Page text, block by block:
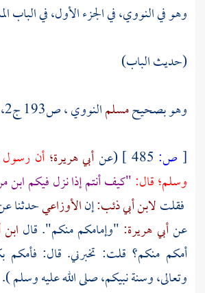
وهو فيالنووي،في الجزء الأول، في الباب
(حديث الباب)
وهو بصحيحمسلمالنووي، ص193 ج2، المطبعة المصرية
[ ص: (عنأبي هريرة؛أن رسول
وسلم؛ قال:"كيف أنتم إذا نزل فيكم ابن
فقلتلابن أبي ذئب:إنالأوزاعيحدثنا
عنأبي هريرة: "وإمامكم منكم". قال
أمكم منكم؟ قلت: تخبرني. قال: فأمكم
وتعالى، وسنة نبيكم، صلى الله عليه وسلم ).